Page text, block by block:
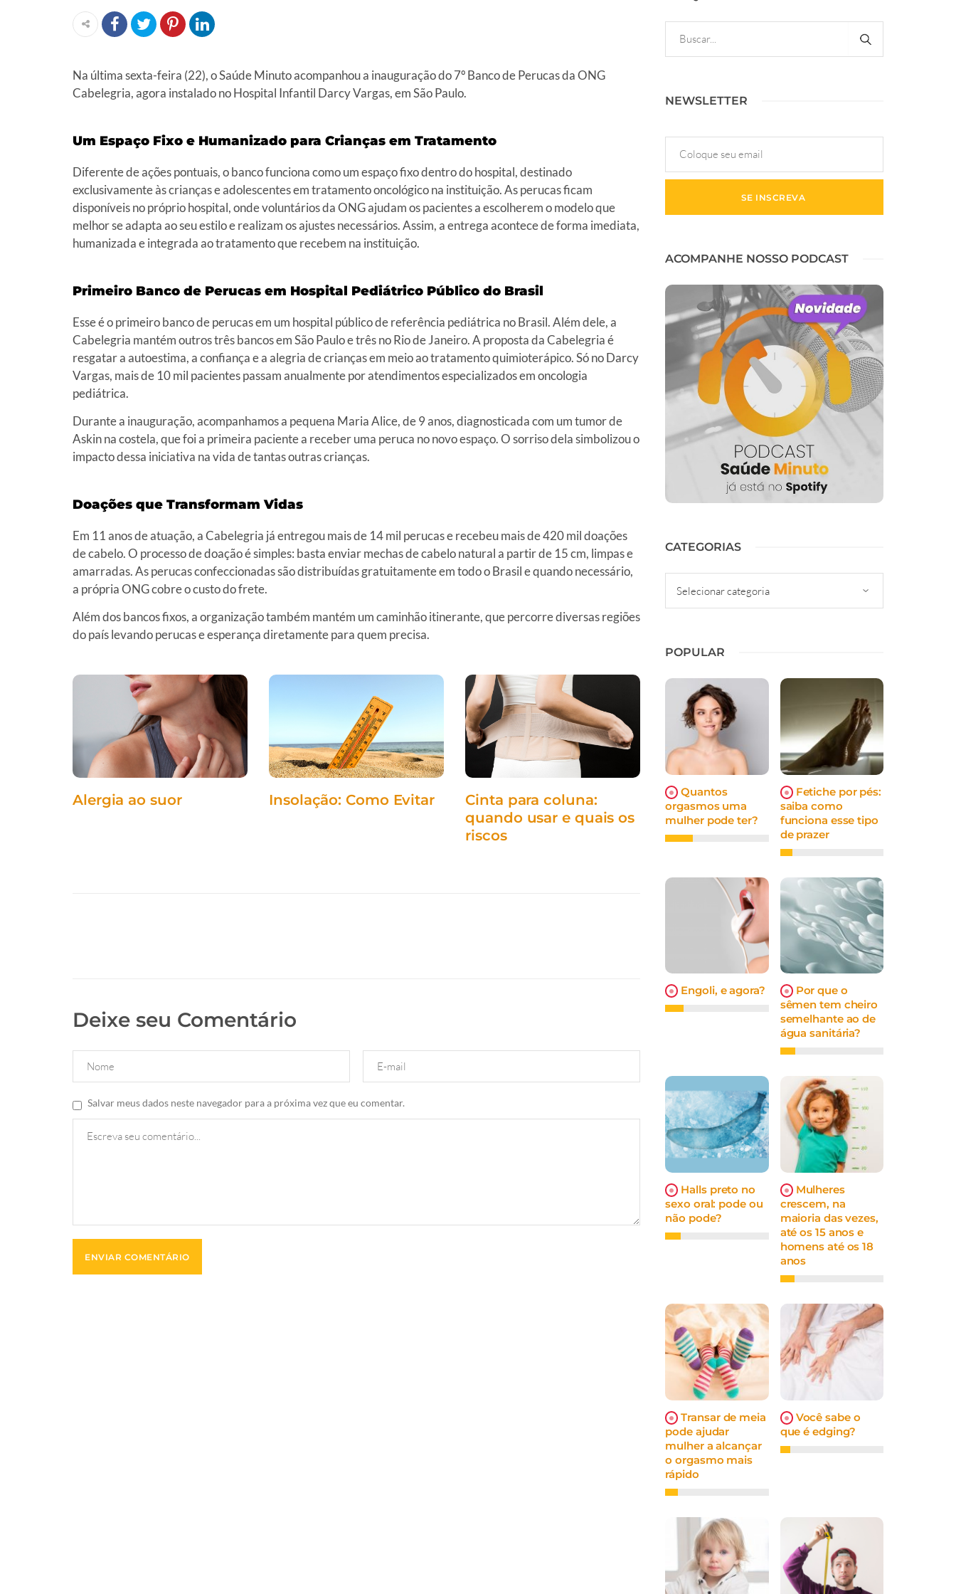
Na última sexta-feira (22), o Saúde Minuto acompanhou a inauguração do 7º Banco de Perucas da ONG
Cabelegria, agora instalado no Hospital Infantil Darcy Vargas, em São Paulo.
Um Espaço Fixo e Humanizado para Crianças em Tratamento
Diferente de ações pontuais, o banco funciona como um espaço fixo dentro do hospital, destinado
exclusivamente às crianças e adolescentes em tratamento oncológico na instituição. As perucas ficam
disponíveis no próprio hospital, onde voluntários da ONG ajudam os pacientes a escolherem o modelo que
melhor se adapta ao seu estilo e realizam os ajustes necessários. Assim, a entrega acontece de forma imediata,
humanizada e integrada ao tratamento que recebem na instituição.
Primeiro Banco de Perucas em Hospital Pediátrico Público do Brasil
Esse é o primeiro banco de perucas em um hospital público de referência pediátrica no Brasil. Além dele, a
Cabelegria mantém outros três bancos em São Paulo e três no Rio de Janeiro. A proposta da Cabelegria é
resgatar a autoestima, a confiança e a alegria de crianças em meio ao tratamento quimioterápico. Só no Darcy
Vargas, mais de 10 mil pacientes passam anualmente por atendimentos especializados em oncologia
pediátrica.
Durante a inauguração, acompanhamos a pequena Maria Alice, de 9 anos, diagnosticada com um tumor de
Askin na costela, que foi a primeira paciente a receber uma peruca no novo espaço. O sorriso dela simbolizou o
impacto dessa iniciativa na vida de tantas outras crianças.
Doações que Transformam Vidas
Em 11 anos de atuação, a Cabelegria já entregou mais de 14 mil perucas e recebeu mais de 420 mil doações
de cabelo. O processo de doação é simples: basta enviar mechas de cabelo natural a partir de 15 cm, limpas e
amarradas. As perucas confeccionadas são distribuídas gratuitamente em todo o Brasil e quando necessário,
a própria ONG cobre o custo do frete.
Além dos bancos fixos, a organização também mantém um caminhão itinerante, que percorre diversas regiões
do país levando perucas e esperança diretamente para quem precisa.
Alergia ao suor Insolação: Como Evitar
Cinta para coluna:
quando usar e quais os
riscos
Deixe seu Comentário
Salvar meus dados neste navegador para a próxima vez que eu comentar.
NEWSLETTER
ACOMPANHE NOSSO PODCAST
CATEGORIAS
POPULAR
Quantos
orgasmos uma
mulher pode ter?
Fetiche por pés:
saiba como
funciona esse tipo
de prazer
Engoli, e agora?
Por que o
sêmen tem cheiro
semelhante ao de
água sanitária?
Halls preto no
sexo oral: pode ou
não pode?
Mulheres
crescem, na
maioria das vezes,
até os 15 anos e
homens até os 18
anos
Transar de meia
pode ajudar
mulher a alcançar
o orgasmo mais
rápido
Você sabe o
que é edging?